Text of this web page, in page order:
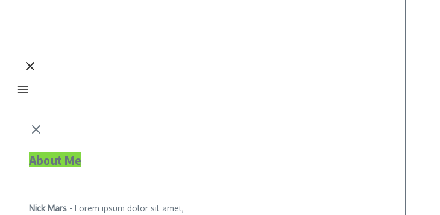
About Me
Nick Mars - Lorem ipsum dolor sit amet,